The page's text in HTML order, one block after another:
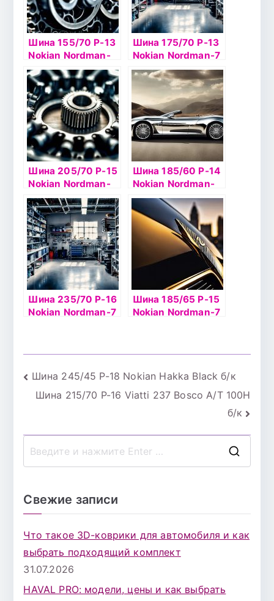
Шина 155/70 Р-13
Nokian Nordman-
RS2 75R б/к
Шина 175/70 Р-13
Nokian Nordman-7
82T б/к шип
Шина 205/70 Р-15
Nokian Nordman-
SX2 б/к 96Т
Шина 185/60 Р-14
Nokian Nordman-
SX2 82T б/к
Шина 235/70 Р-16
Nokian Nordman-7
Шина 185/65 Р-15
Nokian Nordman-7
Навигация
по
записям
Шина 245/45 Р-18 Nokian Hakka Black б/к
Шина 215/70 Р-16 Viatti 237 Bosco A/T 100Н
б/к
Свежие записи
Что такое 3D-коврики для автомобиля и как
выбрать подходящий комплект
31.07.2026
HAVAL PRO: модели, цены и как выбрать